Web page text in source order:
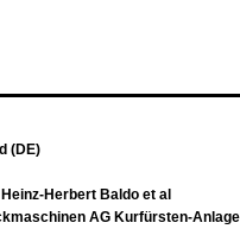
(DE)
Herbert Baldo et al
AG Kurfürsten-